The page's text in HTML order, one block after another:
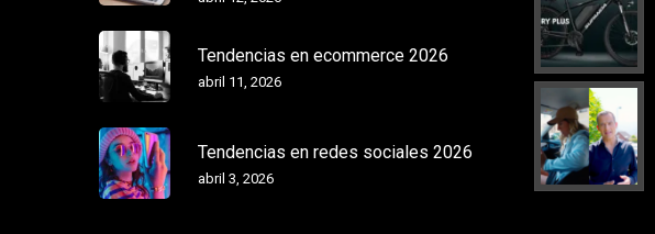
Tendencias en ecommerce 2026
abril 11, 2026
Tendencias en redes sociales 2026
abril 3, 2026